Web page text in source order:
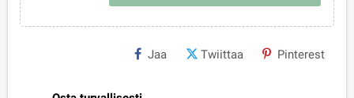
Jaa Twiittaa Pinterest